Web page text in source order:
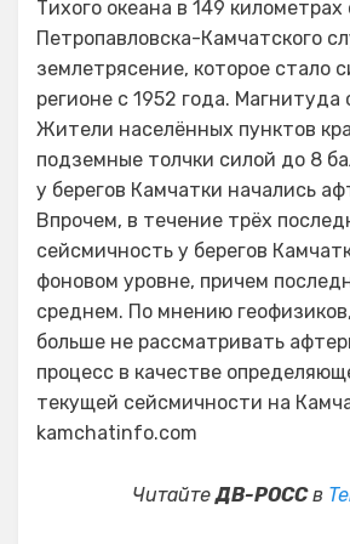
Тихого океана в 149 километрах
Петропавловска-Камчатского
землетрясение, которое стало
регионе с 1952 года. Магнитуда
Жители населённых пунктов
подземные толчки силой до 8
у берегов Камчатки начались
Впрочем, в течение трёх
сейсмичность у берегов
фоновом уровне, причем
среднем. По мнению
больше не рассматривать
процесс в качестве
текущей сейсмичности на
kamchatinfo.com
ЧитайтеДВ-РОССв